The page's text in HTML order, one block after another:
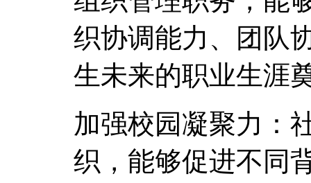
织协调能力、团队
生未来的职业生涯
加强校园凝聚力：
织，能够促进不同